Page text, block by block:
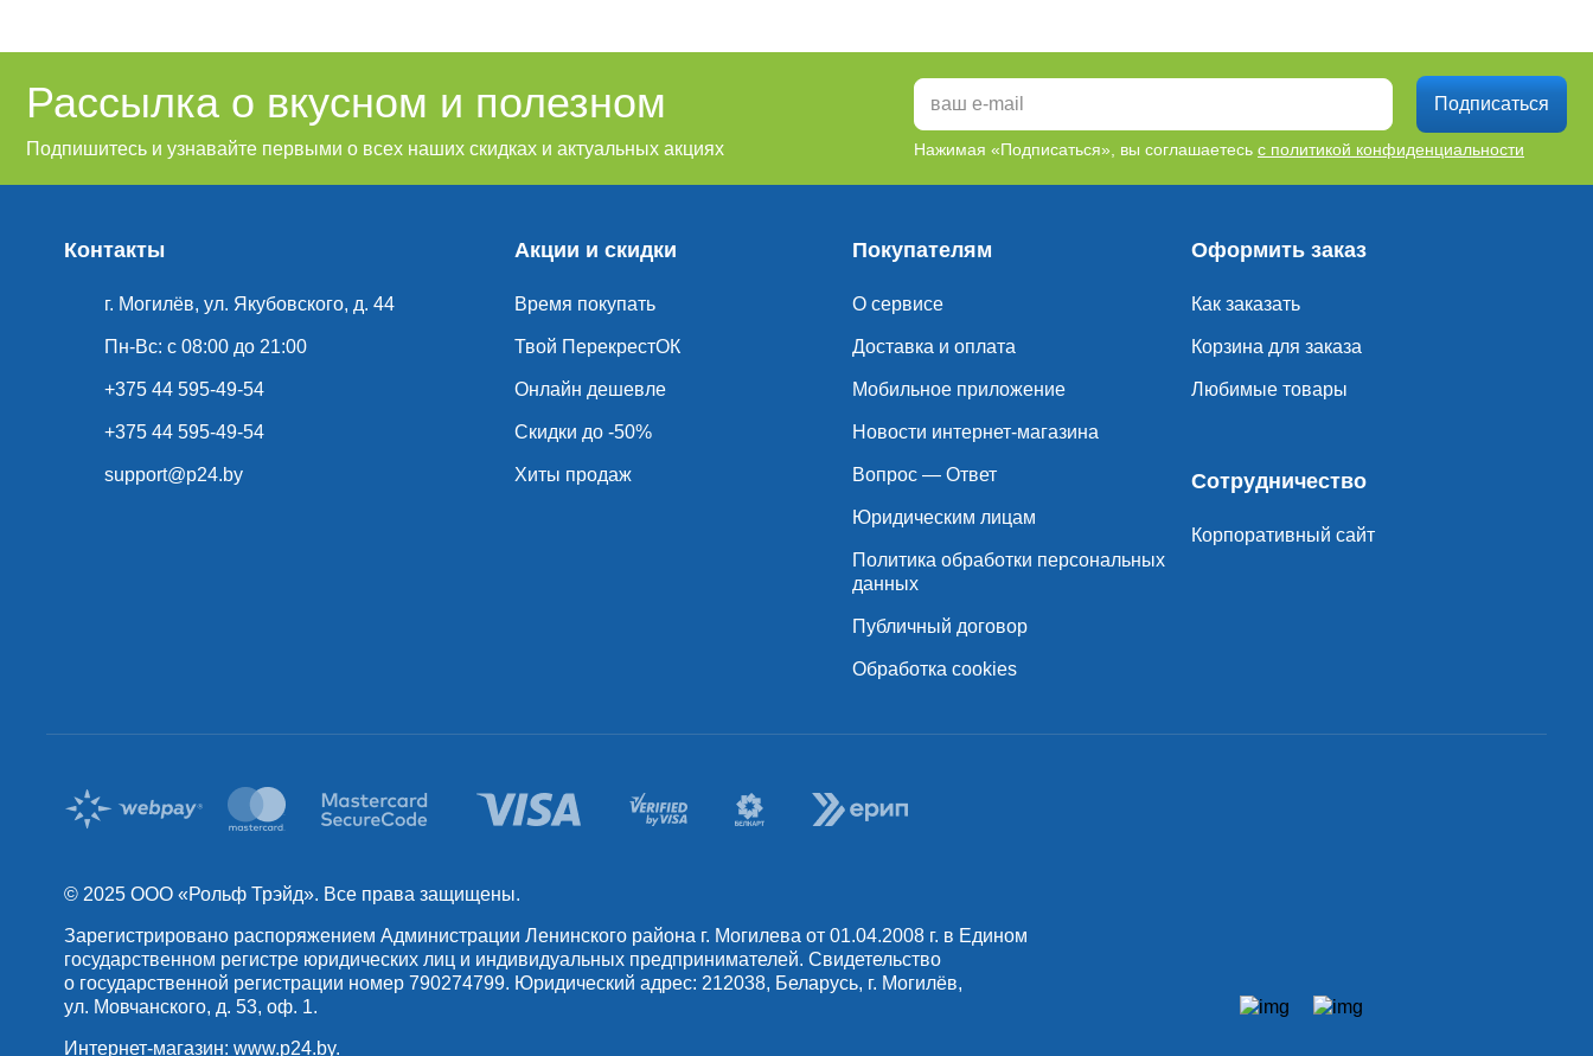
Рассылка о вкусном и полезном
Подпишитесь и узнавайте первыми о всех наших скидках и актуальных акциях
Подписаться
Нажимая «Подписаться», вы соглашаетесь с политикой конфиденциальности
Контакты
г. Могилёв, ул. Якубовского, д. 44
Пн-Вс: с 08:00 до 21:00
+375 44 595-49-54
+375 44 595-49-54
support@p24.by
Акции и скидки
Время покупать
Твой ПерекрестОК
Онлайн дешевле
Скидки до -50%
Хиты продаж
Покупателям
О сервисе
Доставка и оплата
Мобильное приложение
Новости интернет-магазина
Вопрос — Ответ
Юридическим лицам
Политика обработки персональных
данных
Публичный договор
Обработка cookies
Оформить заказ
Как заказать
Корзина для заказа
Любимые товары
Сотрудничество
Корпоративный сайт
© 2025 OOO «Рольф Трэйд». Все права защищены.
Зарегистрировано распоряжением Администрации Ленинского района г. Могилева от 01.04.2008 г. в Едином
государственном регистре юридических лиц и индивидуальных предпринимателей. Свидетельство
о государственной регистрации номер 790274799. Юридический адрес: 212038, Беларусь, г. Могилёв,
ул. Мовчанского, д. 53, оф. 1.
Интернет-магазин: www.p24.by.